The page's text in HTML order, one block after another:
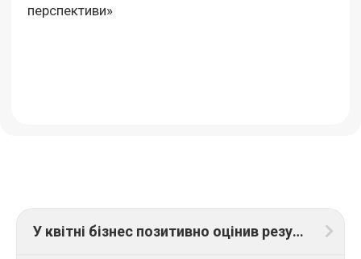
перспективи»
У квітні бізнес позитивно оцінив результати своєї діяльності. Це вперше з жовтня 2021